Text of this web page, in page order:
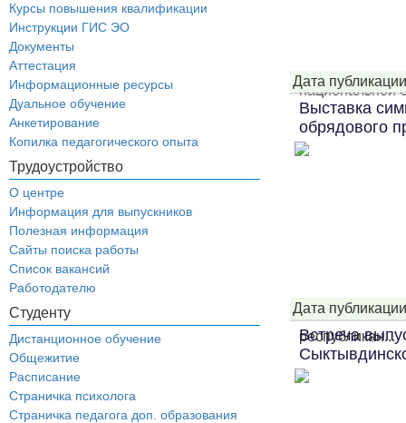
Курсы повышения квалификации
Инструкции ГИС ЭО
Документы
Аттестация
Информационные ресурсы
Дуальное обучение
Анкетирование
Копилка педагогического опыта
Трудоустройство
О центре
Информация для выпускников
Полезная информация
Сайты поиска работы
Список вакансий
Работодателю
Студенту
Дистанционное обучение
Общежитие
Расписание
Страничка психолога
Страничка педагога доп. образования
национальной
Дата
Выставка
обрядового
республикан...
Дата
Встреча